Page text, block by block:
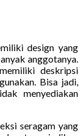
design yang
anggotanya.
deskripsi
Bisa jadi,
menyediakan
seragam yang